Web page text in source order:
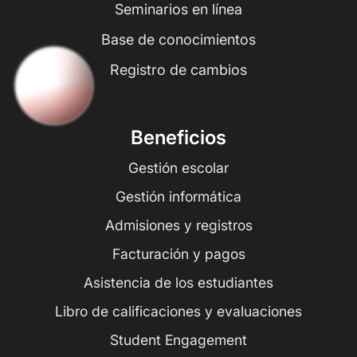
Seminarios en línea
Base de conocimientos
Registro de cambios
Beneficios
Gestión escolar
Gestión informática
Admisiones y registros
Facturación y pagos
Asistencia de los estudiantes
Libro de calificaciones y evaluaciones
Student Engagement